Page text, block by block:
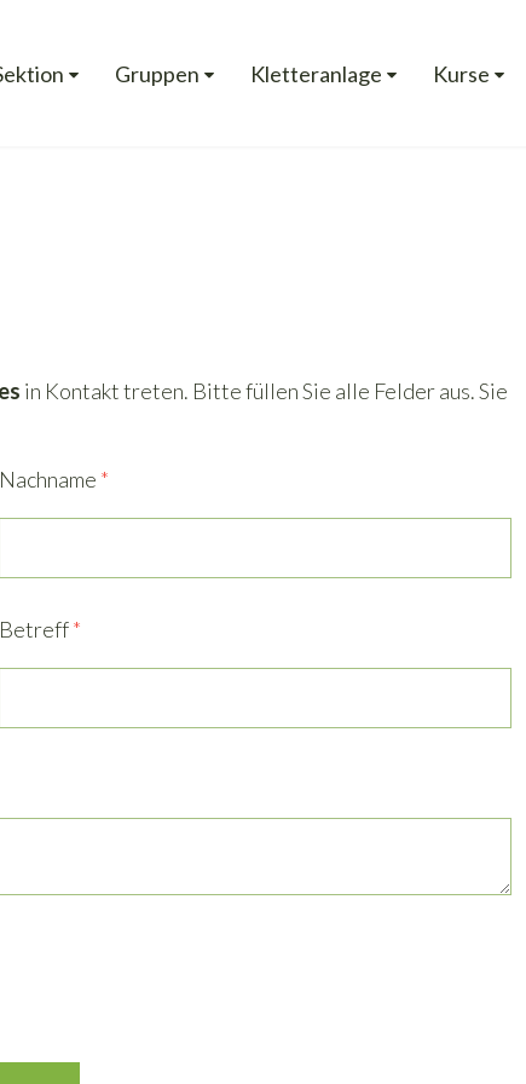
Gruppen Kletteranlage Kurse
in Kontakt treten. Bitte füllen Sie alle Felder aus. Sie
Nachname *
Betreff*